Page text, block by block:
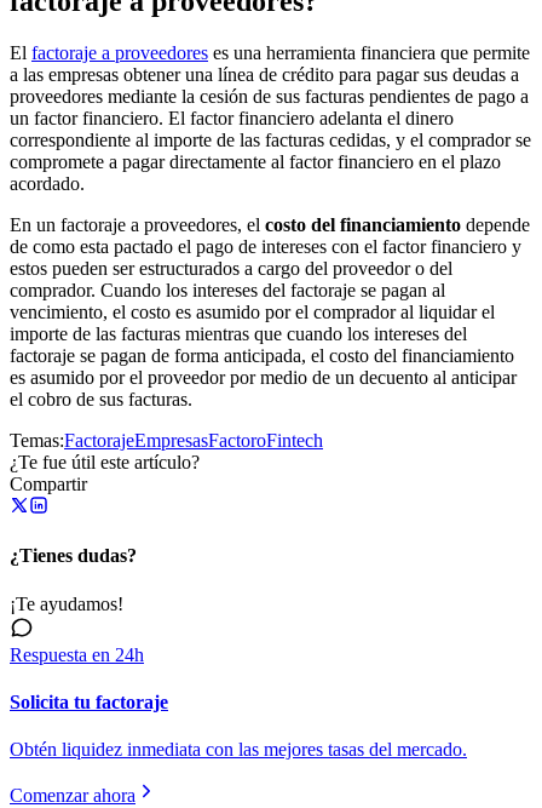
El factoraje a proveedores es una herramienta financiera que permite
a las empresas obtener una línea de crédito para pagar sus deudas a
proveedores mediante la cesión de sus facturas pendientes de pago a
un factor financiero. El factor financiero adelanta el dinero
correspondiente al importe de las facturas cedidas, y el comprador se
compromete a pagar directamente al factor financiero en el plazo
acordado.
En un factoraje a proveedores, el costo del financiamiento depende
de como esta pactado el pago de intereses con el factor financiero y
estos pueden ser estructurados a cargo del proveedor o del
comprador. Cuando los intereses del factoraje se pagan al
vencimiento, el costo es asumido por el comprador al liquidar el
importe de las facturas mientras que cuando los intereses del
factoraje se pagan de forma anticipada, el costo del financiamiento
es asumido por el proveedor por medio de un decuento al anticipar
el cobro de sus facturas.
Temas:FactorajeEmpresasFactoroFintech
¿Te fue útil este artículo?
Compartir
¿Tienes dudas?
¡Te ayudamos!
Respuesta en 24h
Solicita tu factoraje
Obtén liquidez inmediata con las mejores tasas del mercado.
Comenzar ahora